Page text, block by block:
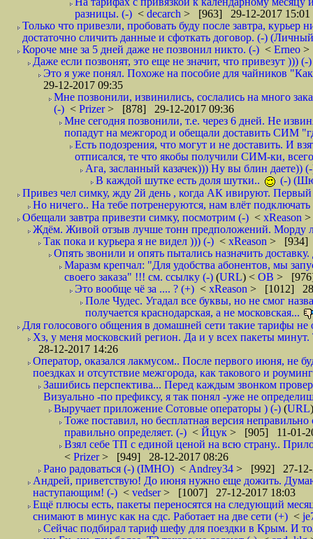
разницы. (-) < decarch > [963] 29-12-2017 15:01
Только что привезли, пробовать буду после завтра,
достаточно сличить данные и сфоткать договор. (-)
Короче мне за 5 дней даже не позвонил никто. (-) < Erneo >
Даже если позвонят, это еще не значит, что привезут ))) (-)
Это я уже понял. Похоже на пособие для чайников
29-12-2017 09:35
Мне позвонили, извинились, сослались на много
(-) < Prizer> [878] 29-12-2017 09:36
Мне сегодня позвонили, т.е. через 6 дней. Не
попадут на межгород и обещали доставить СИМ
Есть подозрения, что могут и не доставить. И
отписался, те что якобы получили СИМ-ки,
Ага, засланный казачек))) Ну вы блин даете))
В каждой шутке есть доля шутки..
(-)
Привез чел симку, жду 2й день , когда АК ивируют. Первый
Но ничего.. На тебе потренеруются, нам влёт подключать
Обещали завтра привезти симку, посмотрим (-) < xReason
Ждём. Живой отзыв лучше тонн предположений. Морду
Так пока и курьера я не видел ))) (-) < xReason > [934]
Опять звонили и опять пытались назначить
Маразм крепчал: "Для удобства абонентов, мы
своего заказа" !!! см. ссылку (-) (URL) < ОВ >
Это вообще чё за .... ? (+) < xReason > [1012]
Поле Чудес. Угадал все буквы, но не смог
получается краснодарская, а не московская...
Для голосового общения в домашней сети такие тарифы не
Хз, у меня московский регион. Да и у всех пакеты
28-12-2017 14:26
Оператор, оказался лакмусом.. После первого июня, не
поездках и отсутствие межгорода, как такового и
Зашибись перспектива... Перед каждым звонком
Визуально -по префиксу, я так понял -уже не
Выручает приложение Сотовые операторы ) (-) (URL
Тоже поставил, но бесплатная версия
правильно определяет. (-) < Йцук > [905] 11-01-
Взял себе ТП с единой ценой на всю страну..
< Prizer> [949] 28-12-2017 08:26
Рано радоваться (-) (IMHO) < Andrey34 > [992] 27-12-
Андрей, приветствую! До июня нужно еще дожить.
наступающим! (-) < vedser> [1007] 27-12-2017 18:03
Ещё плюсы есть, пакеты переносятся на следующий
снимают в минус как на сдс. Работает на две сети (+) <
Сейчас подбирал тариф шефу для поездки в Крым. И